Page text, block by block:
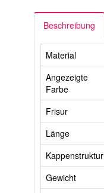
Beschreibung
Material
Angezeigte
Farbe
Frisur
Länge
Kappenstruktur
Gewicht